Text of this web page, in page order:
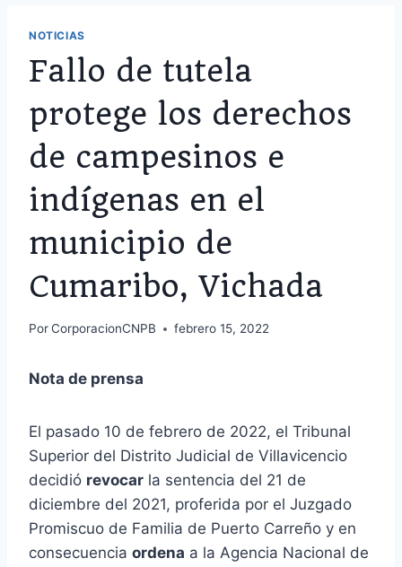
NOTICIAS
Fallo de tutela
protege los derechos
de campesinos e
indígenas en el
municipio de
Cumaribo, Vichada
PorCorporacionCNPB febrero 15, 2022
Nota de prensa
El pasado 10 de febrero de 2022, el Tribunal
Superior del Distrito Judicial de Villavicencio
decidió revocar la sentencia del 21 de
diciembre del 2021, proferida por el Juzgado
Promiscuo de Familia de Puerto Carreño y en
consecuencia ordena a la Agencia Nacional de